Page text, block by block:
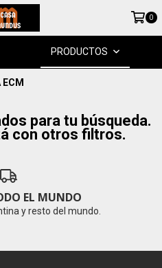
0
PRODUCTOS
ECM
para tu búsqueda.
con otros filtros.
EL MUNDO
y resto del mundo.